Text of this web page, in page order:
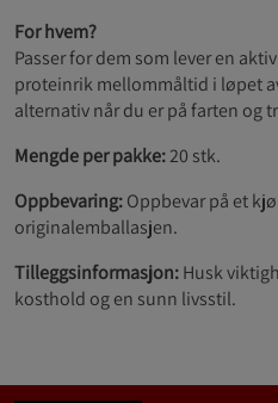
For hvem?
Passer for dem som lever en
proteinrik mellommåltid i løpet
alternativ når du er på farten og
Mengde per pakke:20 stk.
Oppbevaring:Oppbevar på et
originalemballasjen.
Tilleggsinformasjon:Husk
kosthold og en sunn livsstil.